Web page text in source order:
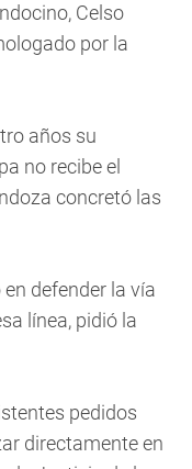
Celso
por la
años su
no recibe el
concretó las
defender la vía
línea, pidió la
pedidos
directamente en